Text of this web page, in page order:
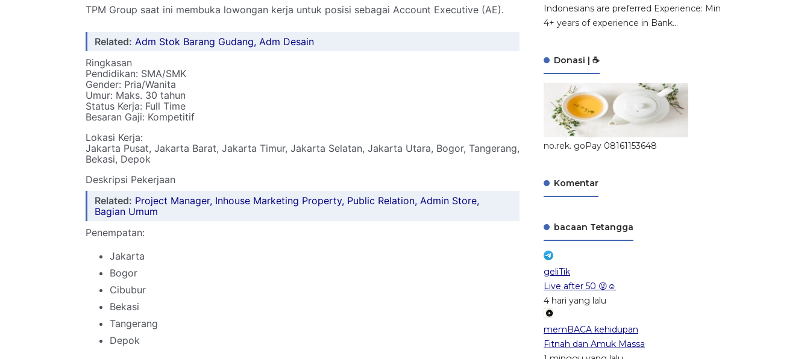
TPM Group saat ini membuka lowongan kerja untuk posisi sebagai Account Executive (AE).
Related: Adm Stok Barang Gudang, Adm Desain
Ringkasan
Pendidikan: SMA/SMK
Gender: Pria/Wanita
Umur: Maks. 30 tahun
Status Kerja: Full Time
Besaran Gaji: Kompetitif
Lokasi Kerja:
Jakarta Pusat, Jakarta Barat, Jakarta Timur, Jakarta Selatan, Jakarta Utara, Bogor, Tangerang,
Bekasi, Depok
Deskripsi Pekerjaan
Related: Project Manager, Inhouse Marketing Property, Public Relation, Admin Store,
Bagian Umum
Penempatan:
Jakarta
Bogor
Cibubur
Bekasi
Tangerang
Depok
Indonesians are preferred Experience: Min
4+ years of experience in Bank...
Donasi | ☕
no.rek. goPay 08161153648
Komentar
bacaan Tetangga
geliTik
Live after 50 😜☺️
4 hari yang lalu
memBACA kehidupan
Fitnah dan Amuk Massa